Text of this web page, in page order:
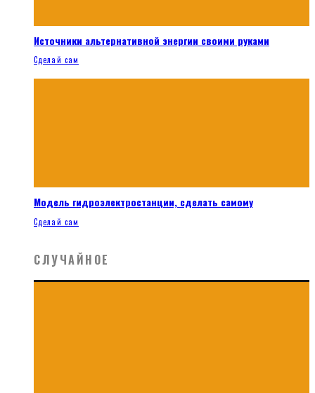
Источники альтернативной энергии своими руками
Сделай сам
Модель гидроэлектростанции, сделать самому
Сделай сам
СЛУЧАЙНОЕ